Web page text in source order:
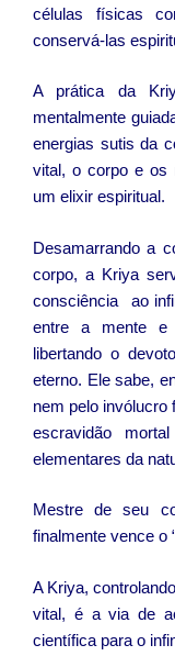
células físicas
conservá-las
A prática da
mentalmente
energias sutis da
vital, o corpo e os
um elixir espiritual.
Desamarrando a
corpo, a Kriya
consciência ao
entre a mente e
libertando o
eterno. Ele sabe,
nem pelo
escravidão
elementares da
Mestre de seu
finalmente vence o
A Kriya,
vital, é a via de
científica para o